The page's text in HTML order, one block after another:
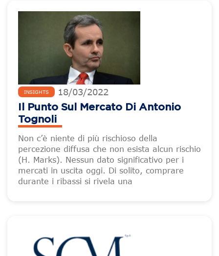
INSIGHTS 18/03/2022
Il Punto Sul Mercato Di Antonio
Tognoli
Non c’è niente di più rischioso della
percezione diffusa che non esista alcun rischio
(H. Marks). Nessun dato significativo per i
mercati in uscita oggi. Di solito, comprare
durante i ribassi si rivela una